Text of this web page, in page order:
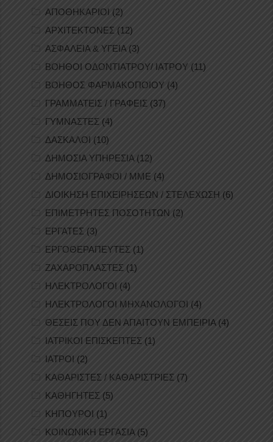
ΑΠΟΘΗΚΑΡΙΟΙ (2)
ΑΡΧΙΤΕΚΤΟΝΕΣ (12)
ΑΣΦΑΛΕΙΑ & ΥΓΕΙΑ(3)
ΒΟΗΘΟΙ ΟΔΟΝΤΙΑΤΡΟΥ/ ΙΑΤΡΟΥ (11)
ΒΟΗΘΟΣ ΦΑΡΜΑΚΟΠΟΙΟΥ (4)
ΓΡΑΜΜΑΤΕΙΣ / ΓΡΑΦΕΙΣ (37)
ΓΥΜΝΑΣΤΕΣ (4)
ΔΑΣΚΑΛΟΙ (10)
ΔΗΜΟΣΙΑ ΥΠΗΡΕΣΙΑ (12)
ΔΗΜΟΣΙΟΓΡΑΦΟΙ / ΜΜΕ (4)
ΔΙΟΙΚΗΣΗ ΕΠΙΧΕΙΡΗΣΕΩΝ / ΣΤΕΛΕΧΩΣΗ (6)
ΕΠΙΜΕΤΡΗΤΕΣ ΠΟΣΟΤΗΤΩΝ (2)
ΕΡΓΑΤΕΣ (3)
ΕΡΓΟΘΕΡΑΠΕΥΤΕΣ (1)
ΖΑΧΑΡΟΠΛΑΣΤΕΣ (1)
ΗΛΕΚΤΡΟΛΟΓΟΙ (4)
ΗΛΕΚΤΡΟΛΟΓΟΙ ΜΗΧΑΝΟΛΟΓΟΙ (4)
ΘΕΣΕΙΣ ΠΟΥ ΔΕΝ ΑΠΑΙΤΟΥΝ ΕΜΠΕΙΡΙΑ(4)
ΙΑΤΡΙΚΟΙ ΕΠΙΣΚΕΠΤΕΣ (1)
ΙΑΤΡΟΙ (2)
ΚΑΘΑΡΙΣΤΕΣ / ΚΑΘΑΡΙΣΤΡΙΕΣ (7)
ΚΑΘΗΓΗΤΕΣ (5)
ΚΗΠΟΥΡΟΙ (1)
ΚΟΙΝΩΝΙΚΗ ΕΡΓΑΣΙΑ(5)